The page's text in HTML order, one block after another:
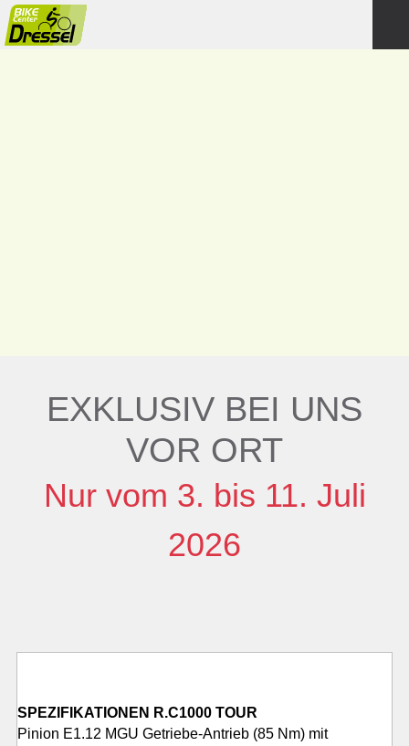
EXKLUSIV BEI UNS
VOR ORT
Nur vom 3. bis 11. Juli
2026
SPEZIFIKATIONEN R.C1000 TOUR
Pinion E1.12 MGU Getriebe-Antrieb (85 Nm) mit